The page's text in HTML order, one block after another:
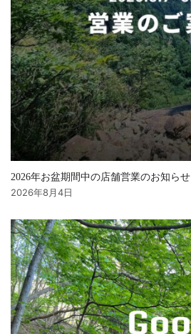
2026年お盆期間中の店舗営業のお知らせ
2026年8月4日